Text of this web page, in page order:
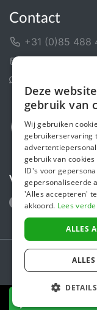
Contact
+31 (0)85 488
Volg ons
Secure
Steunactie is een
Deze
gebruik van
Wij gebruiken
gebruikerservaring
gebruik van
ID's voor
gepersonaliseerde
'Alles accepteren'
akkoord. Lees
ALLES